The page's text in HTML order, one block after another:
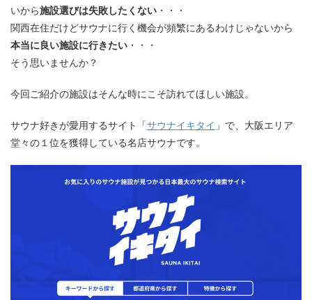
いから施設選びは失敗したくない ・・・
関西在住だけどサウナに行く機会が頻繁にあるわけじゃないから
本当に良い施設に行きたい ・・・
そう思いませんか？
今回ご紹介の施設はそんな時にこそ訪れてほしい施設。
サウナ好きが愛用するサイト「サウナイキタイ 」で、大阪エリア
堂々の１位を獲得している名店サウナです。